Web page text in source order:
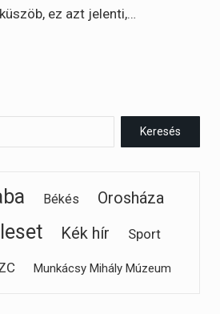
ez azt jelenti,…
Békés
Orosháza
Kék hír Sport
Munkácsy Mihály Múzeum